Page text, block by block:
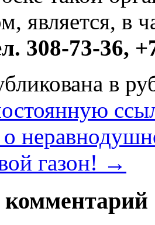
является, в
308-73-36,
в
газон! →